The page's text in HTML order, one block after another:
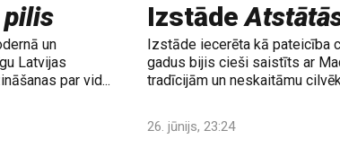
pilis
un
Latvijas
par vid...
Izstāde
Izstāde iecerēta kā pateicība
gadus bijis cieši saistīts ar
tradīcijām un neskaitāmu
26. jūnijs, 23:24